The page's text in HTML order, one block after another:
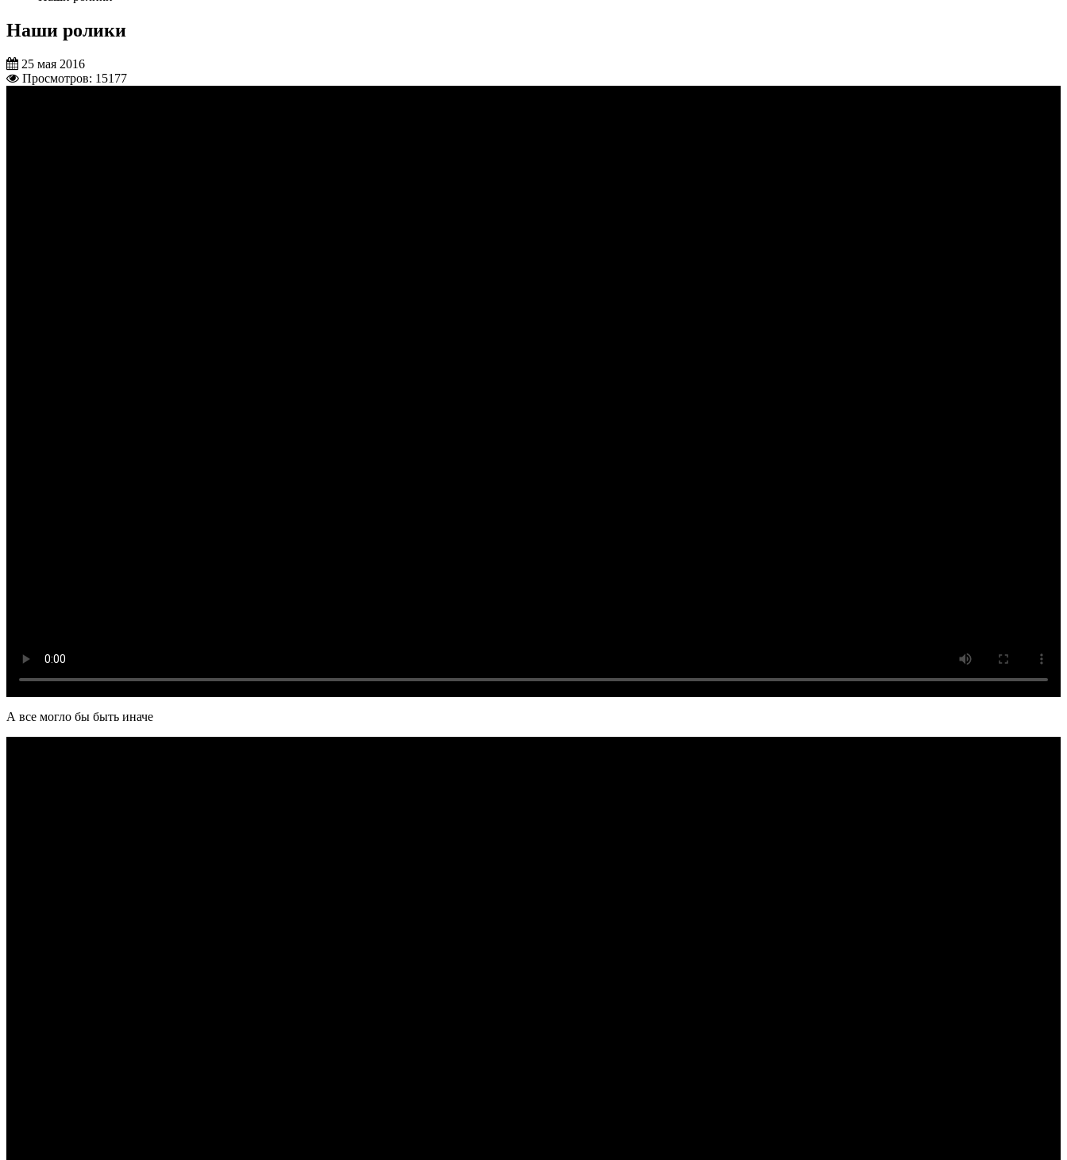
Наши ролики
25 мая 2016
Просмотров: 15177
А все могло бы быть иначе